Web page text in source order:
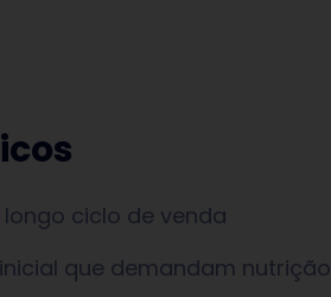
ciclo de venda
que demandam nutrição